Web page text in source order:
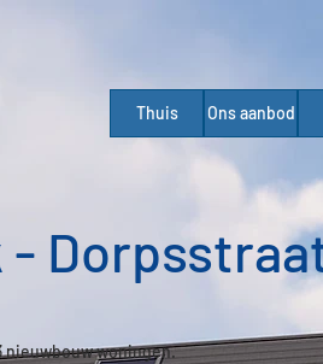
Thuis Ons aanbod
-
nieuwbouw woningen.